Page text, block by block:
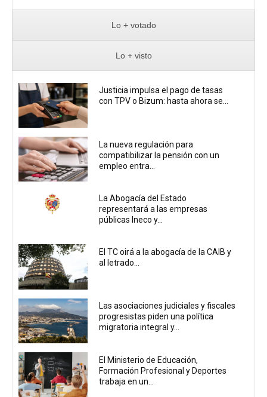
Lo + votado
Lo + visto
Justicia impulsa el pago de tasas
con TPV o Bizum: hasta ahora se...
La nueva regulación para
compatibilizar la pensión con un
empleo entra...
La Abogacía del Estado
representará a las empresas
públicas Ineco y...
El TC oirá a la abogacía de la CAIB y
al letrado...
Las asociaciones judiciales y fiscales
progresistas piden una política
migratoria integral y...
El Ministerio de Educación,
Formación Profesional y Deportes
trabaja en un...